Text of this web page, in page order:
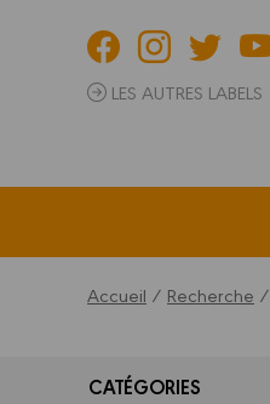
LES AUTRES LABELS
Accueil / Recherche /
CATÉGORIES